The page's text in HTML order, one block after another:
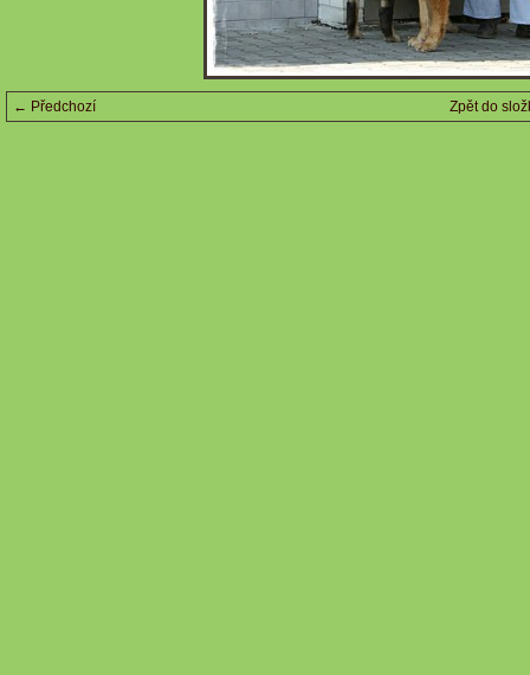
← Předchozí Zpět do